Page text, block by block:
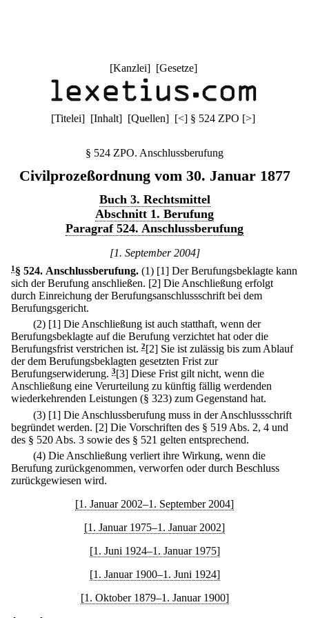
[Kanzlei] [Gesetze]
[Titelei] [Inhalt] [Quellen] [<] § 524 ZPO [>]
§ 524 ZPO. Anschlussberufung
Civilprozeßordnung vom 30. Januar 1877
Buch 3. Rechtsmittel
Abschnitt 1. Berufung
Paragraf 524. Anschlussberufung
[1. September 2004]
1 § 524. Anschlussberufung. (1) [1] Der Berufungsbeklagte kann
sich der Berufung anschließen. [2] Die Anschließung erfolgt
durch Einreichung der Berufungsanschlussschrift bei dem
Berufungsgericht.
(2) [1] Die Anschließung ist auch statthaft, wenn der
Berufungsbeklagte auf die Berufung verzichtet hat oder die
Berufungsfrist verstrichen ist. 2[2] Sie ist zulässig bis zum Ablauf
der dem Berufungsbeklagten gesetzten Frist zur
Berufungserwiderung. 3[3] Diese Frist gilt nicht, wenn die
Anschließung eine Verurteilung zu künftig fällig werdenden
wiederkehrenden Leistungen (§ 323) zum Gegenstand hat.
(3) [1] Die Anschlussberufung muss in der Anschlussschrift
begründet werden. [2] Die Vorschriften des § 519 Abs. 2, 4 und
des § 520 Abs. 3 sowie des § 521 gelten entsprechend.
(4) Die Anschließung verliert ihre Wirkung, wenn die
Berufung zurückgenommen, verworfen oder durch Beschluss
zurückgewiesen wird.
[1. Januar 2002–1. September 2004]
[1. Januar 1975–1. Januar 2002]
[1. Juni 1924–1. Januar 1975]
[1. Januar 1900–1. Juni 1924]
[1. Oktober 1879–1. Januar 1900]